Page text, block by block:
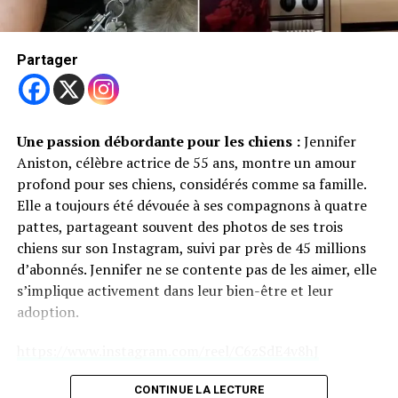
les animaux de compagnie. Bien que Russo n’ait pas été
reconnue coupable de cruauté envers les animaux, le cas
la question de l’euthanasie des animaux en fin de vie.
Un Problème de Surpopulation dans les Refuges
Les refuges pour animaux, souvent surpeuplés, n’ont
pas toujours les ressources pour offrir suffisamment
d’exercice aux chiens. Une enquête de 2022 du Los
Angeles Times a révélé que les chiens dans certains
refuges de Los Angeles peuvent passer des semaines
sans être promenés. Ce manque d’exercice est déchirant
et souligne l’importance de l’adoption et de services
Partager
Une passion débordante pour les chiens :Jennifer
Aniston, célèbre actrice de 55 ans, montre un amour
profond pour ses chiens, considérés comme sa famille.
Elle a toujours été dévouée à ses compagnons à quatre
pattes, partageant souvent des photos de ses trois
chiens sur son Instagram, suivi par près de 45 millions
d’abonnés. Jennifer ne se contente pas de les aimer, elle
s’implique activement dans leur bien-être et leur
adoption.
De maman de chiens à auteur pour enfants
CONTINUE LA LECTURE